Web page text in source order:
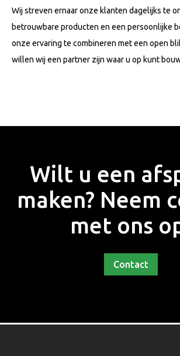
Wij streven ernaar onze klanten dagelijks te
betrouwbare producten en een persoonlijke
onze ervaring te combineren met een open
willen wij een partner zijn waar u op kunt
Wilt u een
maken? Neem
met ons
Contact